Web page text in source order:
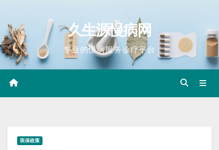
content
久生源慢病网
专业的慢病服务诊疗平台
医保政策